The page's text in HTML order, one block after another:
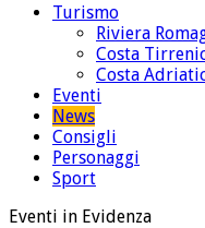
Turismo
Riviera
Costa
Costa
Eventi
News
Consigli
Personaggi
Sport
Eventi in Evidenza